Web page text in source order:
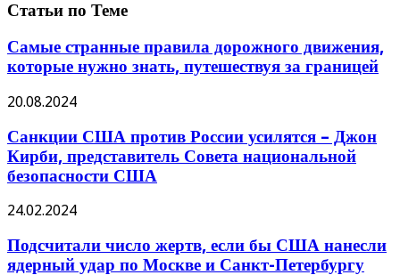
Статьи по Теме
Самые странные правила дорожного движения,
которые нужно знать, путешествуя за границей
20.08.2024
Санкции США против России усилятся – Джон
Кирби, представитель Совета национальной
безопасности США
24.02.2024
Подсчитали число жертв, если бы США нанесли
ядерный удар по Москве и Санкт-Петербургу